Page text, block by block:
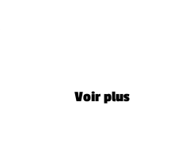
Voir plus